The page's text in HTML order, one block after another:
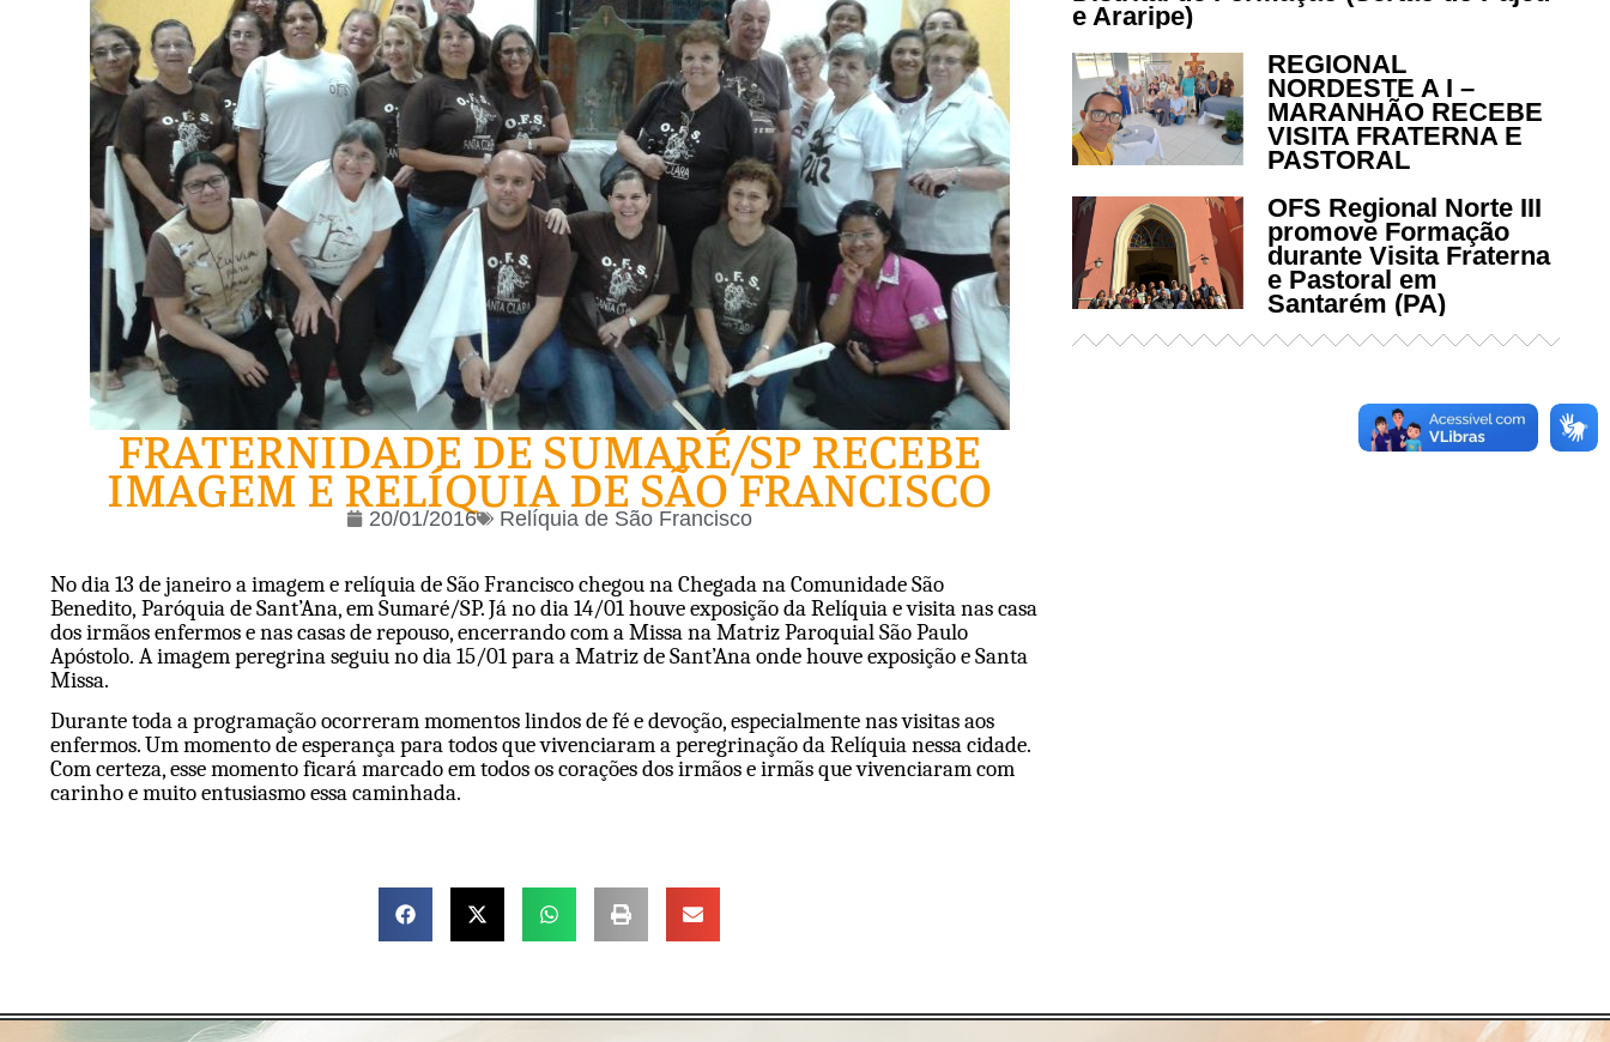
FRATERNIDADE DE SUMARÉ/SP RECEBE
IMAGEM E RELÍQUIA DE SÃO FRANCISCO
20/01/2016 Relíquia de São Francisco
No dia 13 de janeiro a imagem e relíquia de São Francisco chegou na Chegada na Comunidade São
Benedito, Paróquia de Sant’Ana, em Sumaré/SP. Já no dia 14/01 houve exposição da Relíquia e visita nas casa
dos irmãos enfermos e nas casas de repouso, encerrando com a Missa na Matriz Paroquial São Paulo
Apóstolo. A imagem peregrina seguiu no dia 15/01 para a Matriz de Sant’Ana onde houve exposição e Santa
Missa.
Durante toda a programação ocorreram momentos lindos de fé e devoção, especialmente nas visitas aos
enfermos. Um momento de esperança para todos que vivenciaram a peregrinação da Relíquia nessa cidade.
Com certeza, esse momento ficará marcado em todos os corações dos irmãos e irmãs que vivenciaram com
carinho e muito entusiasmo essa caminhada.
e Araripe)
REGIONAL
NORDESTE A I –
MARANHÃO RECEBE
VISITA FRATERNA E
PASTORAL
OFS Regional Norte III
promove Formação
durante Visita Fraterna
e Pastoral em
Santarém (PA)
Já acessou nosso espaço de